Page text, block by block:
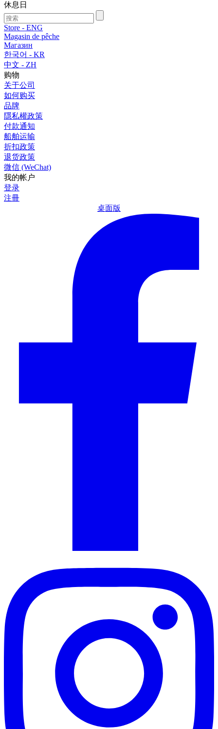
休息日
Store - ENG
Magasin de pêche
Магазин
한국어 - KR
中文 - ZH
购物
关于公司
如何购买
品牌
隱私權政策
付款通知
船舶运输
折扣政策
退货政策
微信 (WeChat)
我的帐户
登录
注冊
桌面版